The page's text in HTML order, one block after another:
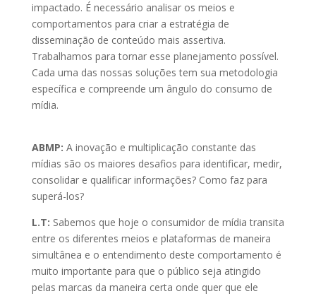
impactado. É necessário analisar os meios e
comportamentos para criar a estratégia de
disseminação de conteúdo mais assertiva.
Trabalhamos para tornar esse planejamento possível.
Cada uma das nossas soluções tem sua metodologia
específica e compreende um ângulo do consumo de
mídia.
ABMP: A inovação e multiplicação constante das
mídias são os maiores desafios para identificar, medir,
consolidar e qualificar informações? Como faz para
superá-los?
L.T: Sabemos que hoje o consumidor de mídia transita
entre os diferentes meios e plataformas de maneira
simultânea e o entendimento deste comportamento é
muito importante para que o público seja atingido
pelas marcas da maneira certa onde quer que ele